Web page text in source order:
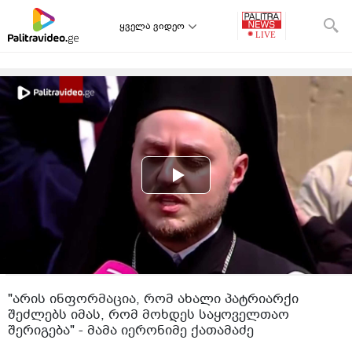
ყველა ვიდეო
"არის ინფორმაცია, რომ ახალი პატრიარქი
შეძლებს იმას, რომ მოხდეს საყოველთაო
შერიგება" - მამა იერონიმე ქათამაძე